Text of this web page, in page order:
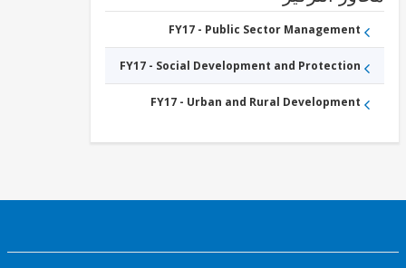
FY17 - Public Sector Management
FY17 - Social Development and Protection
FY17 - Urban and Rural Development